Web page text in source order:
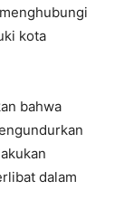
kota
bahwa
dalam